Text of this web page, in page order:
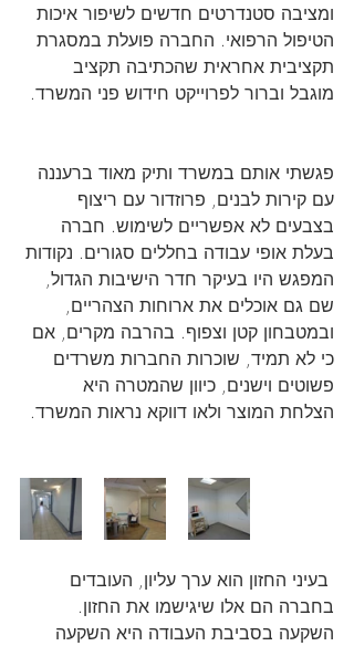
ומציבה סטנדרטים חדשים לשיפור איכות
הטיפול הרפואי. החברה פועלת במסגרת
תקציבית אחראית שהכתיבה תקציב
מוגבל וברור לפרוייקט חידוש פני המשרד.
​​פגשתי אותם במשרד ותיק מאוד ברעננה
עם קירות לבנים, פרוזדור עם ריצוף
בצבעים לא אפשריים​​ לשימוש. חברה
בעלת אופי עבודה בחללים סגורים. נקודות
המפגש היו בעיקר חדר הישיבות הגדול,
שם גם אוכלים את ארוחות הצהריים,
ובמטבחון קטן וצפוף. בהרבה מקרים, אם
כי לא תמיד, שוכרות החברות משרדים
פשוטים וישנים, כיוון שהמטרה היא
הצלחת המוצר ולאו דווקא נראות המשרד.
בעיני החזון הוא ערך עליון, העובדים
בחברה הם אלו שיגישמו את החזון.
השקעה בסביבת העבודה היא השקעה